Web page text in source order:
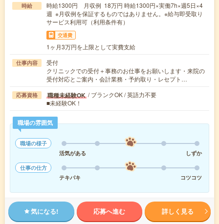
時給
時給1300円 月収例 18万円 時給1300円×実働7h×週5日×4
週 ※月収例を保証するものではありません。※給与即受取り
サービス利用可（利用条件有）
交通費
1ヶ月3万円を上限として実費支給
仕事内容
受付
クリニックでの受付＋事務のお仕事をお願いします・来院の
受付対応とご案内・会計業務・予約取り・レセプト…
応募資格 職種未経験OK / ブランクOK / 英語力不要
■未経験OK！
職場の雰囲気
職場の様子
活気がある
しずか
仕事の仕方
テキパキ
コツコツ
気になる! 応募へ進む 詳しく見る